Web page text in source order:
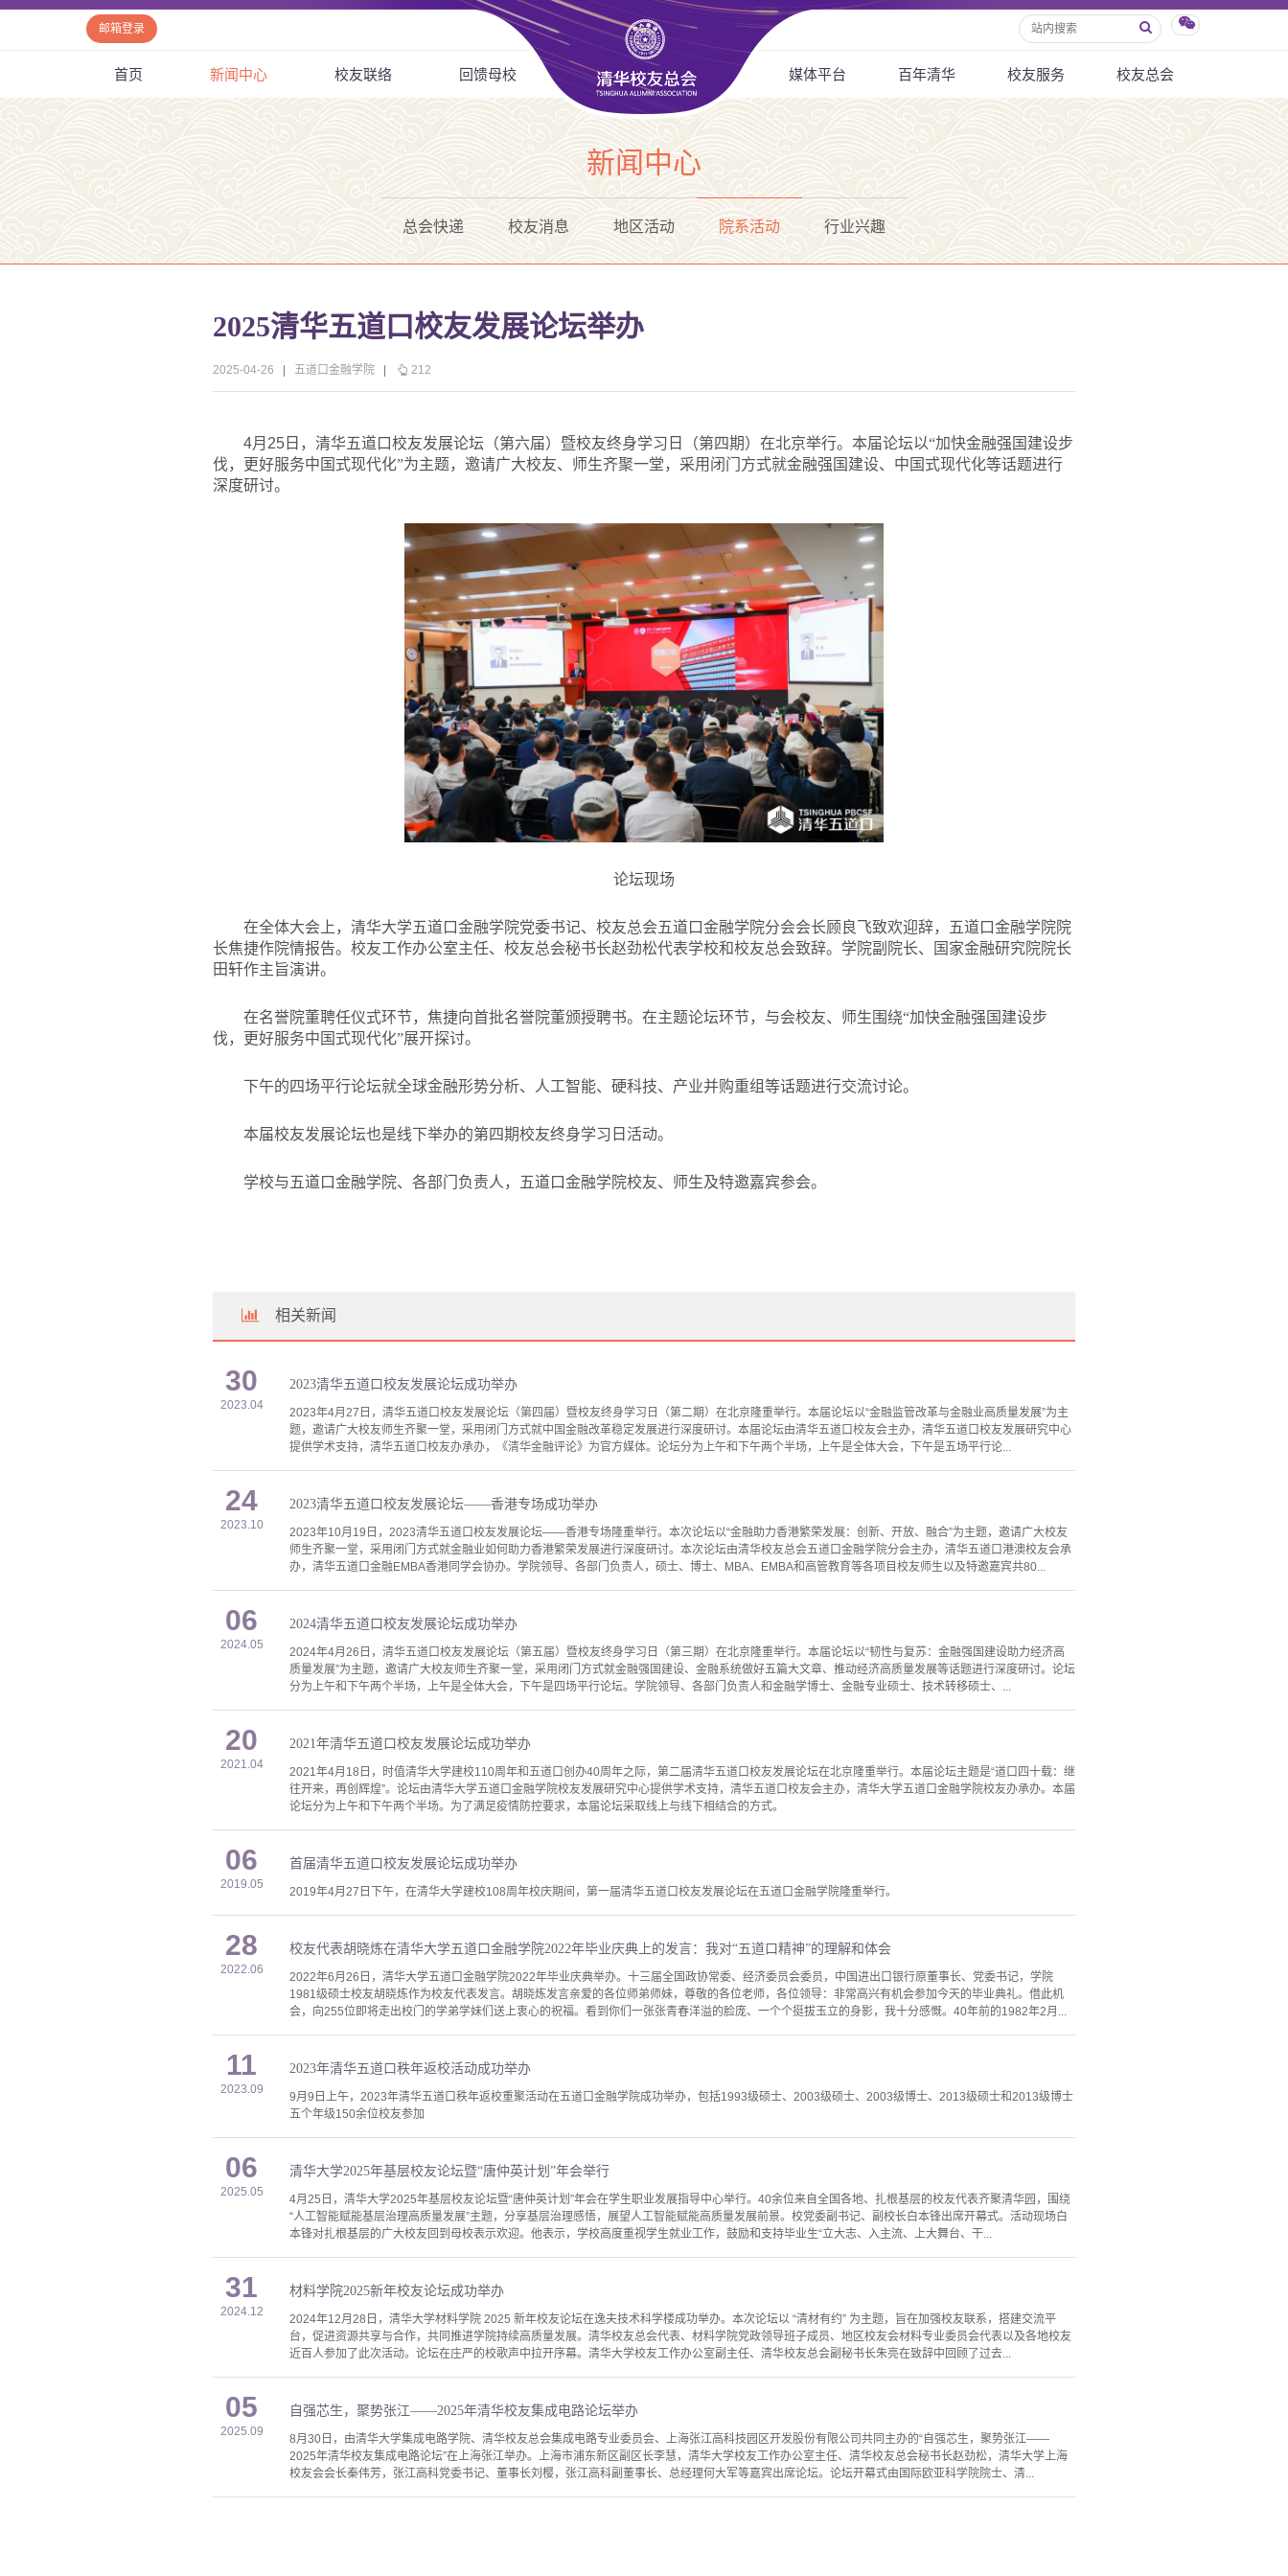
邮箱登录
首页 新闻中心 校友联络 回馈母校 媒体平台 百年清华 校友服务 校友总会
新闻中心
总会快递 校友消息 地区活动 院系活动 行业兴趣
2025清华五道口校友发展论坛举办
2025-04-26 五道口金融学院 212
4月 25 日，清华五道口校友发展论坛（第六届）暨校友终身学习日（第四期）在北京举行。本届论坛以“加快金融强国建设步
伐，更好服务中国式现代化”为主题，邀请广大校友、师生齐聚一堂，采用闭门方式就金融强国建设、中国式现代化等话题进行
深度研讨。
论坛现场
在全体大会上，清华大学五道口金融学院党委书记、校友总会五道口金融学院分会会长顾良飞致欢迎辞，五道口金融学院院
长焦捷作院情报告。校友工作办公室主任、校友总会秘书长赵劲松代表学校和校友总会致辞。学院副院长、国家金融研究院院长
田轩作主旨演讲。
在名誉院董聘任仪式环节，焦捷向首批名誉院董颁授聘书。在主题论坛环节，与会校友、师生围绕“加快金融强国建设步
伐，更好服务中国式现代化”展开探讨。
下午的四场平行论坛就全球金融形势分析、人工智能、硬科技、产业并购重组等话题进行交流讨论。
本届校友发展论坛也是线下举办的第四期校友终身学习日活动。
学校与五道口金融学院、各部门负责人，五道口金融学院校友、师生及特邀嘉宾参会。
相关新闻
30
2023.04
2023清华五道口校友发展论坛成功举办
2023年4月27日，清华五道口校友发展论坛（第四届）暨校友终身学习日（第二期）在北京隆重举行。本届论坛以“金融监管改革与金融业高质量发展”为主
题，邀请广大校友师生齐聚一堂，采用闭门方式就中国金融改革稳定发展进行深度研讨。本届论坛由清华五道口校友会主办，清华五道口校友发展研究中心
提供学术支持，清华五道口校友办承办，《清华金融评论》为官方媒体。论坛分为上午和下午两个半场，上午是全体大会，下午是五场平行论...
24
2023.10
2023清华五道口校友发展论坛——香港专场成功举办
2023年10月19日，2023清华五道口校友发展论坛——香港专场隆重举行。本次论坛以“金融助力香港繁荣发展：创新、开放、融合”为主题，邀请广大校友
师生齐聚一堂，采用闭门方式就金融业如何助力香港繁荣发展进行深度研讨。本次论坛由清华校友总会五道口金融学院分会主办，清华五道口港澳校友会承
办，清华五道口金融EMBA香港同学会协办。学院领导、各部门负责人，硕士、博士、MBA、EMBA和高管教育等各项目校友师生以及特邀嘉宾共80...
06
2024.05
2024清华五道口校友发展论坛成功举办
2024年4月26日，清华五道口校友发展论坛（第五届）暨校友终身学习日（第三期）在北京隆重举行。本届论坛以“韧性与复苏：金融强国建设助力经济高
质量发展”为主题，邀请广大校友师生齐聚一堂，采用闭门方式就金融强国建设、金融系统做好五篇大文章、推动经济高质量发展等话题进行深度研讨。论坛
分为上午和下午两个半场，上午是全体大会，下午是四场平行论坛。学院领导、各部门负责人和金融学博士、金融专业硕士、技术转移硕士、...
20
2021.04
2021年清华五道口校友发展论坛成功举办
2021年4月18日，时值清华大学建校110周年和五道口创办40周年之际，第二届清华五道口校友发展论坛在北京隆重举行。本届论坛主题是“道口四十载：继
往开来，再创辉煌”。论坛由清华大学五道口金融学院校友发展研究中心提供学术支持，清华五道口校友会主办，清华大学五道口金融学院校友办承办。本届
论坛分为上午和下午两个半场。为了满足疫情防控要求，本届论坛采取线上与线下相结合的方式。
06
2019.05
首届清华五道口校友发展论坛成功举办
2019年4月27日下午，在清华大学建校108周年校庆期间，第一届清华五道口校友发展论坛在五道口金融学院隆重举行。
28
2022.06
校友代表胡晓炼在清华大学五道口金融学院2022年毕业庆典上的发言：我对“五道口精神”的理解和体会
2022年6月26日，清华大学五道口金融学院2022年毕业庆典举办。十三届全国政协常委、经济委员会委员，中国进出口银行原董事长、党委书记，学院
1981级硕士校友胡晓炼作为校友代表发言。胡晓炼发言亲爱的各位师弟师妹，尊敬的各位老师，各位领导：非常高兴有机会参加今天的毕业典礼。借此机
会，向255位即将走出校门的学弟学妹们送上衷心的祝福。看到你们一张张青春洋溢的脸庞、一个个挺拔玉立的身影，我十分感慨。40年前的1982年2月...
11
2023.09
2023年清华五道口秩年返校活动成功举办
9月9日上午，2023年清华五道口秩年返校重聚活动在五道口金融学院成功举办，包括1993级硕士、2003级硕士、2003级博士、2013级硕士和2013级博士
五个年级150余位校友参加
06
2025.05
清华大学2025年基层校友论坛暨“唐仲英计划”年会举行
4月25日，清华大学2025年基层校友论坛暨“唐仲英计划”年会在学生职业发展指导中心举行。40余位来自全国各地、扎根基层的校友代表齐聚清华园，围绕
“人工智能赋能基层治理高质量发展”主题，分享基层治理感悟，展望人工智能赋能高质量发展前景。校党委副书记、副校长白本锋出席开幕式。活动现场白
本锋对扎根基层的广大校友回到母校表示欢迎。他表示，学校高度重视学生就业工作，鼓励和支持毕业生“立大志、入主流、上大舞台、干...
31
2024.12
材料学院2025新年校友论坛成功举办
2024年12月28日，清华大学材料学院 2025 新年校友论坛在逸夫技术科学楼成功举办。本次论坛以 “清材有约” 为主题，旨在加强校友联系，搭建交流平
台，促进资源共享与合作，共同推进学院持续高质量发展。清华校友总会代表、材料学院党政领导班子成员、地区校友会材料专业委员会代表以及各地校友
近百人参加了此次活动。论坛在庄严的校歌声中拉开序幕。清华大学校友工作办公室副主任、清华校友总会副秘书长朱亮在致辞中回顾了过去...
05
2025.09
自强芯生，聚势张江——2025年清华校友集成电路论坛举办
8月30日，由清华大学集成电路学院、清华校友总会集成电路专业委员会、上海张江高科技园区开发股份有限公司共同主办的“自强芯生，聚势张江——
2025年清华校友集成电路论坛”在上海张江举办。上海市浦东新区副区长李慧，清华大学校友工作办公室主任、清华校友总会秘书长赵劲松，清华大学上海
校友会会长秦伟芳，张江高科党委书记、董事长刘樱，张江高科副董事长、总经理何大军等嘉宾出席论坛。论坛开幕式由国际欧亚科学院院士、清...